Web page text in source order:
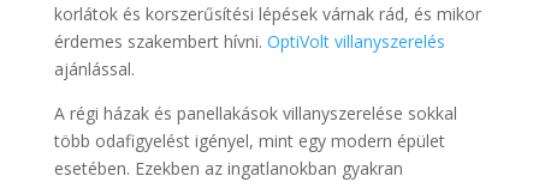
korlátok és korszerűsítési lépések várnak rád, és mikor
érdemes szakembert hívni. OptiVolt villanyszerelés
ajánlással.
A régi házak és panellakások villanyszerelése sokkal
több odafigyelést igényel, mint egy modern épület
esetében. Ezekben az ingatlanokban gyakran